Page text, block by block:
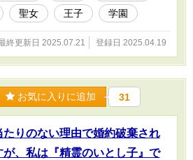
聖女 王子 学園
終更新日 2025.07.21 登録日 2025.04.19
お気に入りに追加 31
りのない理由で婚約破棄され
、私は『精霊のいとし子』で